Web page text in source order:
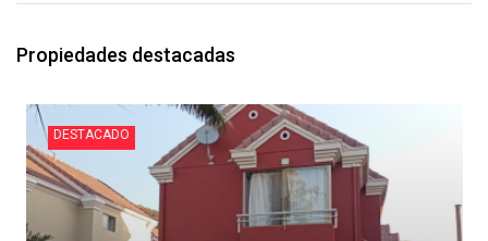
Propiedades destacadas
DESTACADO